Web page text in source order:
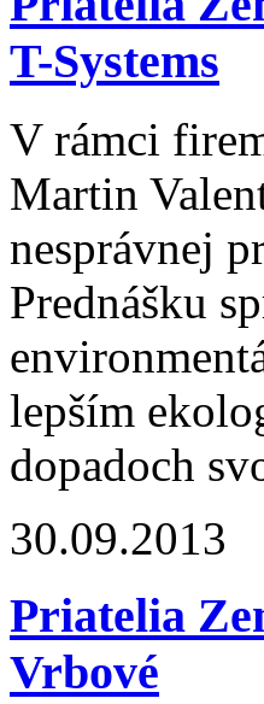
T-Systems
V rámci
Martin
nesprávnej
Prednášku
lepším
dopadoch
30.09.2013
Priatelia
Vrbové